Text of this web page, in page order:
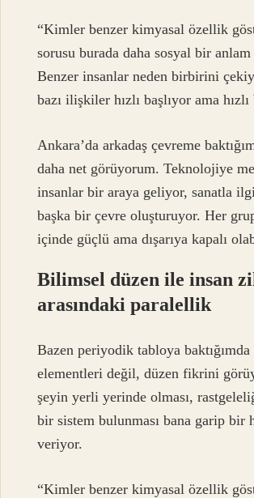
“Kimler benzer kimyasal özellik
sorusu burada daha sosyal bir anlam
Benzer insanlar neden birbirini
bazı ilişkiler hızlı başlıyor ama
Ankara’da arkadaş çevreme
daha net görüyorum. Teknolojiye
insanlar bir araya geliyor, sanatla
başka bir çevre oluşturuyor. Her
içinde güçlü ama dışarıya kapalı
Bilimsel düzen ile insan
arasındaki paralellik
Bazen periyodik tabloya baktığımda
elementleri değil, düzen fikrini
şeyin yerli yerinde olması,
bir sistem bulunması bana garip bir
veriyor.
“Kimler benzer kimyasal özellik